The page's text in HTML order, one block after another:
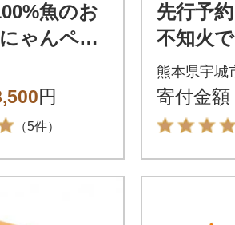
魚のお
ゃんペッ
ニサイズ
犬用猫用
円
（5件）
先行予
不知火
2玉 約
熊本県宇城
寄付金額